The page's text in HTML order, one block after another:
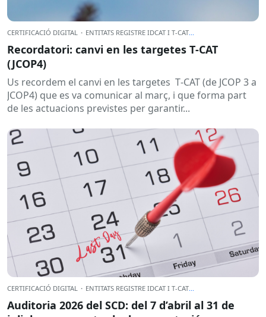
CERTIFICACIÓ DIGITAL · ENTITATS REGISTRE IDCAT I T-CAT
Recordatori: canvi en les targetes T‑CAT
(JCOP4)
Us recordem el canvi en les targetes T‑CAT (de JCOP 3 a
JCOP4) que es va comunicar al març, i que forma part
de les actuacions previstes per garantir...
CERTIFICACIÓ DIGITAL · ENTITATS REGISTRE IDCAT I T-CAT
Auditoria 2026 del SCD: del 7 d’abril al 31 de